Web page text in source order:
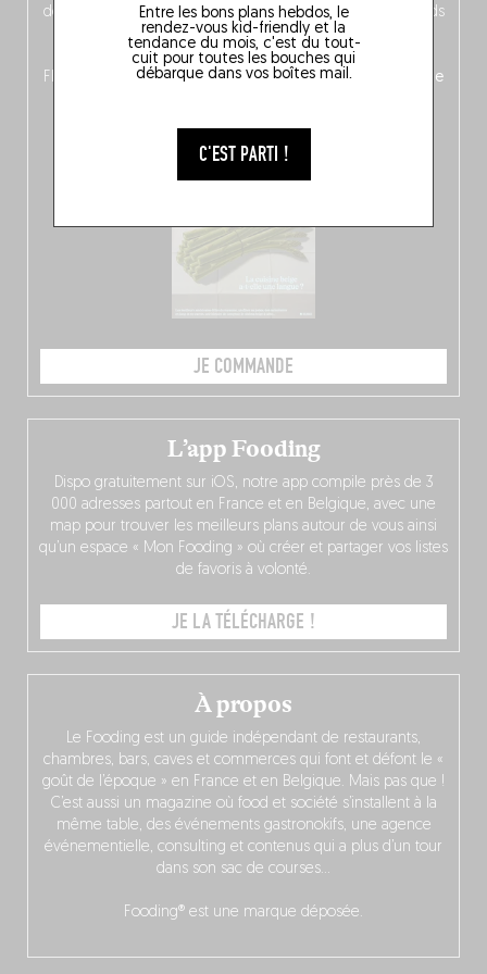
Entre les bons plans hebdos, le
rendez-vous kid-friendly et la
tendance du mois, c'est du tout-
cuit pour toutes les bouches qui
débarque dans vos boîtes mail.
C'EST PARTI !
découvrez
une partie mag « Nord-Zuid »qui met les pieds
dans le plat (pays) pour se demander si la cuisine a une
langue, mais aussi150 adresses flambant neuves
Flandre, à Bruxelles et en Wallonie, ainsi qu’un palmarès de
JE COMMANDE
À propos
Le Fooding est un guide indépendant de restaurants,
chambres, bars, caves et commerces qui font et défont le «
goût de l’époque » en France et en Belgique. Mais pas que !
C’est aussi un magazine où food et société s’installent à la
même table, des événements gastronokifs, une agence
événementielle, consulting et contenus qui a plus d’un tour
dans son sac de courses…
Fooding® est une marque déposée.
L’app Fooding
Dispo gratuitement sur iOS, notre app compile près de 3
000 adresses partout en France et en Belgique, avec une
map pour trouver les meilleurs plans autour de vous ainsi
qu’un espace « Mon Fooding » où créer et partager vos listes
de favoris à volonté.
JE LA TÉLÉCHARGE !